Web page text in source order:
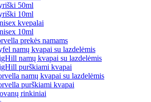
50ml
10ml
kvepalai
10ml
prekės namams
namų kvapai su lazdelėmis
namų kvapai su lazdelėmis
purškiami kvapai
namų kvapai su lazdelėmis
purškiami kvapai
rinkiniai